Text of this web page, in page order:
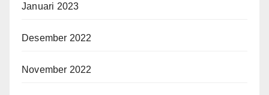
Januari 2023
Desember 2022
November 2022